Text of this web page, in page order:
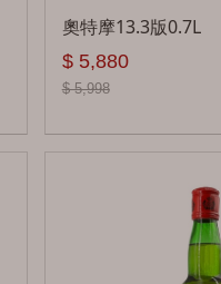
禮盒
燒酒
奧特摩13.3版0.7L
$ 5,880
$ 5,998